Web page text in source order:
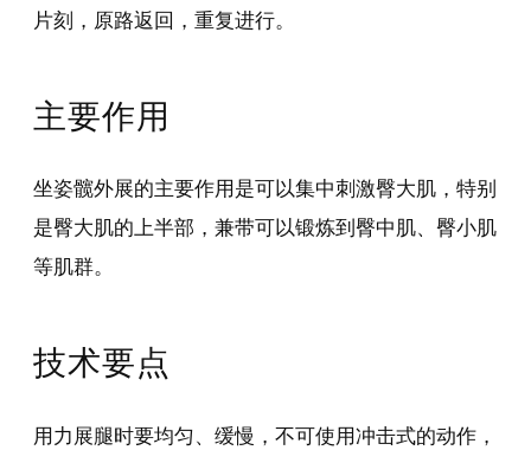
片刻，原路返回，重复进行。
主要作用
坐姿髋外展的主要作用是可以集中刺激臀大肌，特别
是臀大肌的上半部，兼带可以锻炼到臀中肌、臀小肌
等肌群。
技术要点
用力展腿时要均匀、缓慢，不可使用冲击式的动作，